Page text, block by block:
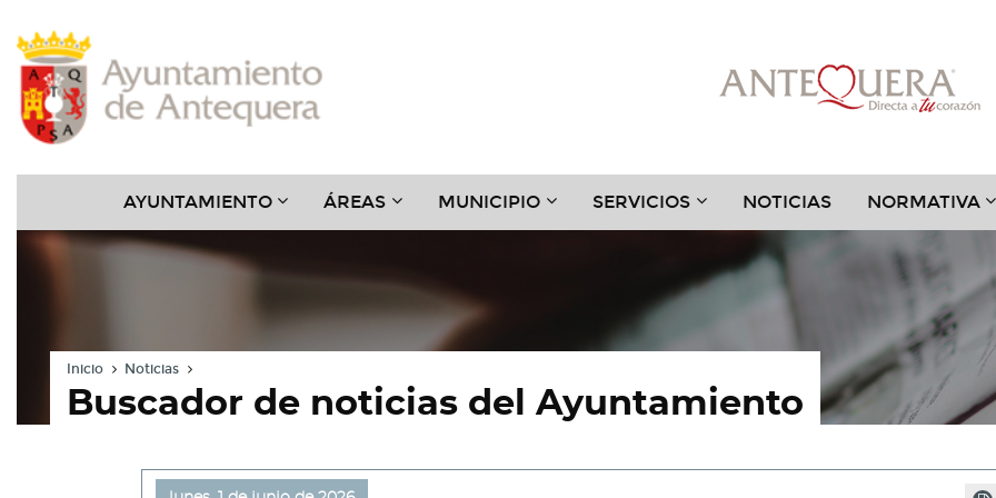
Cabecera
Pie
Menú
AYUNTAMIENTO???
ÁREAS???
MUNICIPIO???
SERVICIOS???
NOTICIAS NORMATIVA???
Inicio Noticias
Buscador de noticias del Ayuntamiento